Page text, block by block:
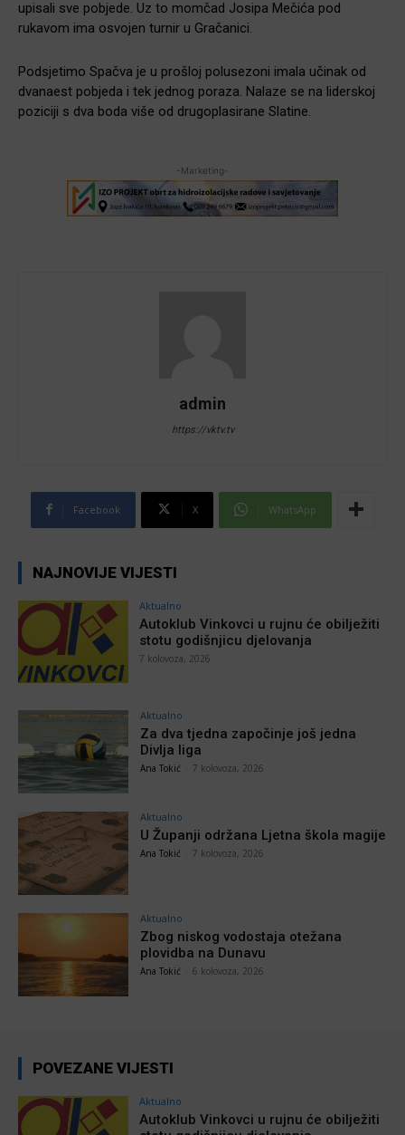
upisali sve pobjede. Uz to momčad Josipa Mečića pod
rukavom ima osvojen turnir u Gračanici.
Podsjetimo Spačva je u prošloj polusezoni imala učinak od
dvanaest pobjeda i tek jednog poraza. Nalaze se na liderskoj
poziciji s dva boda više od drugoplasirane Slatine.
-Marketing-
admin
https://vktv.tv
Facebook X WhatsApp
NAJNOVIJE VIJESTI
Aktualno
Autoklub Vinkovci u rujnu će obilježiti
stotu godišnjicu djelovanja
7 kolovoza, 2026
Aktualno
Za dva tjedna započinje još jedna
Divlja liga
Ana Tokić 7 kolovoza, 2026
Aktualno
U Županji održana Ljetna škola magije
Ana Tokić 7 kolovoza, 2026
Aktualno
Zbog niskog vodostaja otežana
plovidba na Dunavu
Ana Tokić 6 kolovoza, 2026
POVEZANE VIJESTI
Aktualno
Autoklub Vinkovci u rujnu će obilježiti